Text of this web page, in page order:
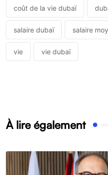
coût de la vie dubaï
salaire dubaï salaire
vie vie dubaï
À lire également